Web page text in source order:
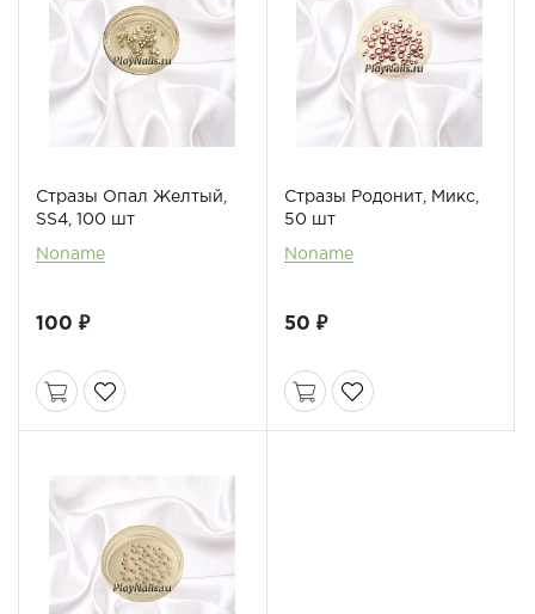
Стразы Опал Желтый,
SS4, 100 шт
Noname
100 ₽
Стразы Родонит, Микс,
50 шт
Noname
50 ₽